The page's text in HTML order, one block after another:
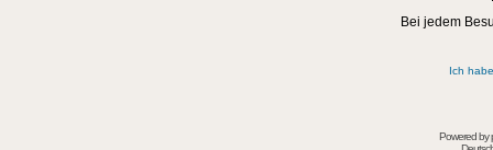
Bei jedem
Ich
Powered by